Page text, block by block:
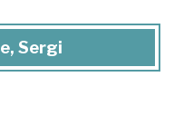
Sergi